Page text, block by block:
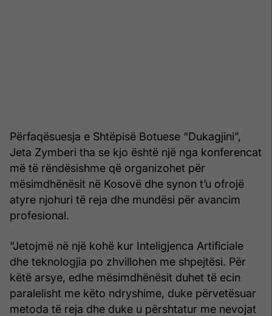
Përfaqësuesja e Shtëpisë Botuese “Dukagjini”,
Jeta Zymberi tha se kjo është një nga konferencat
më të rëndësishme që organizohet për
mësimdhënësit në Kosovë dhe synon t’u ofrojë
atyre njohuri të reja dhe mundësi për avancim
profesional.
“Jetojmë në një kohë kur Inteligjenca Artificiale
dhe teknologjia po zhvillohen me shpejtësi. Për
këtë arsye, edhe mësimdhënësit duhet të ecin
paralelisht me këto ndryshime, duke përvetësuar
metoda të reja dhe duke u përshtatur me nevojat